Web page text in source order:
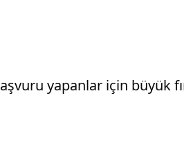
yapanlar için büyük